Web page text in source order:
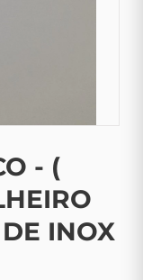
- (
INOX